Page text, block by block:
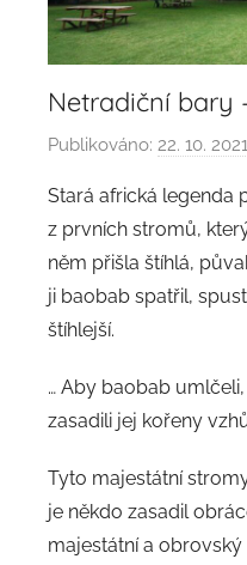
Netradiční bary
Publikováno: 22. 10. 2021
Stará africká legenda
z prvních stromů,
něm přišla štíhlá,
ji baobab spatřil,
štíhlejší.
… Aby baobab
zasadili jej kořeny
Tyto majestátní
je někdo zasadil
majestátní a